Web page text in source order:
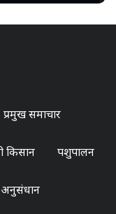
प्रमुख समाचार
किसान पशुपालन
अनुसंधान